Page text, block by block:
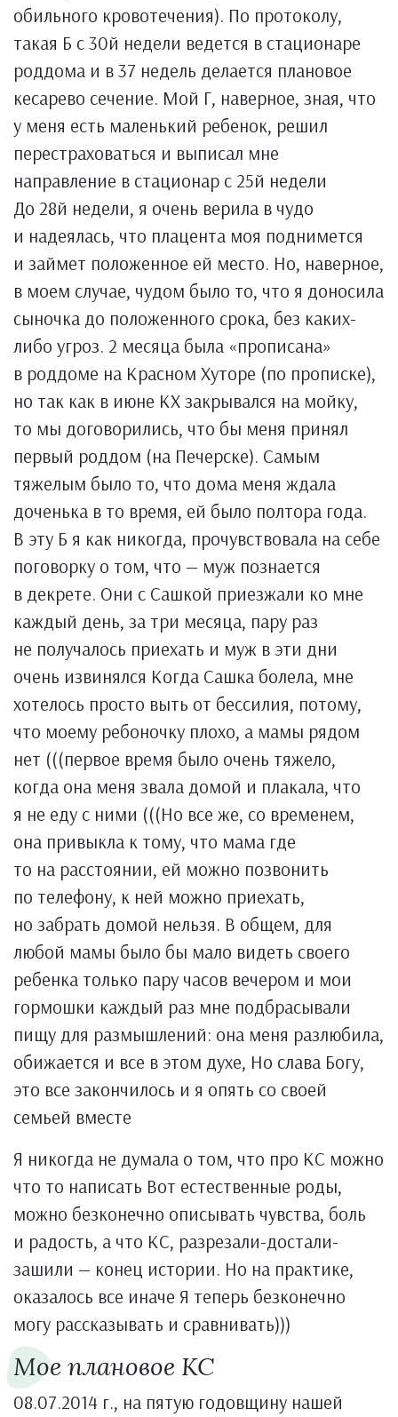
обильного кровотечения). По протоколу,
такая Б с 30й недели ведется в стационаре
роддома и в 37 недель делается плановое
кесарево сечение. Мой Г, наверное, зная, что
у меня есть маленький ребенок, решил
перестраховаться и выписал мне
направление в стационар с 25й недели
До 28й недели, я очень верила в чудо
и надеялась, что плацента моя поднимется
и займет положенное ей место. Но, наверное,
в моем случае, чудом было то, что я доносила
сыночка до положенного срока, без каких-
либо угроз. 2 месяца была «прописана»
в роддоме на Красном Хуторе (по прописке),
но так как в июне КХ закрывался на мойку,
то мы договорились, что бы меня принял
первый роддом (на Печерске). Самым
тяжелым было то, что дома меня ждала
доченька в то время, ей было полтора года.
В эту Б я как никогда, прочувствовала на себе
поговорку о том, что — муж познается
в декрете. Они с Сашкой приезжали ко мне
каждый день, за три месяца, пару раз
не получалось приехать и муж в эти дни
очень извинялся Когда Сашка болела, мне
хотелось просто выть от бессилия, потому,
что моему ребоночку плохо, а мамы рядом
нет (((первое время было очень тяжело,
когда она меня звала домой и плакала, что
я не еду с ними (((Но все же, со временем,
она привыкла к тому, что мама где
то на расстоянии, ей можно позвонить
по телефону, к ней можно приехать,
но забрать домой нельзя. В общем, для
любой мамы было бы мало видеть своего
ребенка только пару часов вечером и мои
гормошки каждый раз мне подбрасывали
пищу для размышлений: она меня разлюбила,
обижается и все в этом духе, Но слава Богу,
это все закончилось и я опять со своей
семьей вместе
Я никогда не думала о том, что про КС можно
что то написать Вот естественные роды,
можно безконечно описывать чувства, боль
и радость, а что КС, разрезали-достали-
зашили — конец истории. Но на практике,
оказалось все иначе Я теперь безконечно
могу рассказывать и сравнивать)))
Мое плановое КС
08.07.2014 г., на пятую годовщину нашей